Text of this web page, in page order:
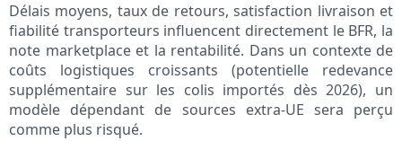
Délais moyens, taux de retours, satisfaction livraison et
fiabilité transporteurs influencent directement le BFR, la
note marketplace et la rentabilité. Dans un contexte de
coûts logistiques croissants (potentielle redevance
supplémentaire sur les colis importés dès 2026), un
modèle dépendant de sources extra-UE sera perçu
comme plus risqué.